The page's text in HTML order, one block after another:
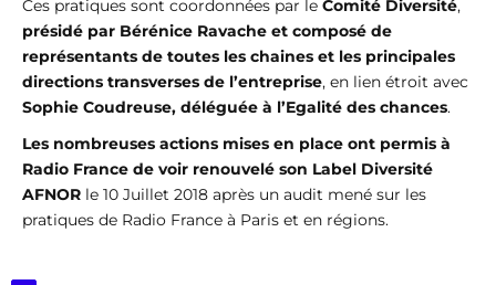
Ces pratiques sont coordonnées par le Comité Diversité,
présidé par Bérénice Ravache et composé de
représentants de toutes les chaines et les principales
directions transverses de l’entreprise, en lien étroit avec
Sophie Coudreuse, déléguée à l’Egalité des chances.
Les nombreuses actions mises en place ont permis à
Radio France de voir renouvelé son Label Diversité
AFNOR le 10 Juillet 2018 après un audit mené sur les
pratiques de Radio France à Paris et en régions.